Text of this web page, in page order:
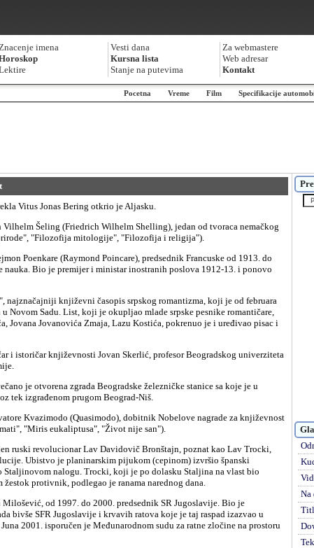
imena
Vesti dana
Kursna lista
Stanje na putevima
Za webmastere
Web adresar
Kontakt
Pocetna Vreme Film Specifikacije
Vitus Jonas Bering otkrio je Aljasku.
"Filozofija mitologije", "Filozofija i religija").
nauka. Bio je premijer i ministar inostranih poslova 1912-13. i ponovo
u Novom Sadu. List, koji je okupljao mlade srpske pesnike romantičare,
Jovana Jovanovića Zmaja, Lazu Kostića, pokrenuo je i uređivao pisac i
tek izgrađenom prugom Beograd-Niš.
"Miris eukaliptusa", "Život nije san").
Ubistvo je planinarskim pijukom (cepinom) izvršio španski
Staljinovom nalogu. Trocki, koji je po dolasku Staljina na vlast bio
protivnik, podlegao je ranama narednog dana.
bivše SFR Jugoslavije i krvavih ratova koje je taj raspad izazvao u
2001. isporučen je Međunarodnom sudu za ratne zločine na prostoru
Na